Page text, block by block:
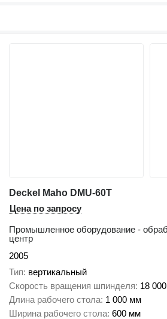
Deckel Maho DMU-60T
Цена по запросу
Промышленное оборудование -
центр
2005
Тип вертикальный
Скорость вращения шпинделя 18
Длина рабочего стола 1 000 мм
Ширина рабочего стола 600 мм